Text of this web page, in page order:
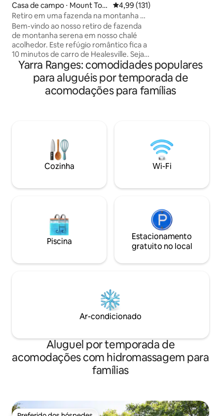
Casa de campo ⋅ Mount Tool
ebewong
4,99 de uma avaliação média de
4,99 (131)
Retiro em uma fazenda na montanha —
A casa de campo
Bem-vindo ao nosso retiro de fazenda
de montanha serena em nosso chalé
acolhedor. Este refúgio romântico fica a
10 minutos de carro de Healesville. Seja
seduzido pela suavidade isolada de uma
floresta tropical de clima frio, onde
privacidade, paz e relaxamento são a
ordem do dia. Relaxe em interiores
fresca de primavera, massa fermentada
e ovos de galinhas caipiras da nossa
fazenda são fornecidos para melhorar a
sua estadia.
cordilheiras e
variedade de vida
Yarra Ranges: comodidades populares
para aluguéis por temporada de
acomodações para famílias
Cozinha Wi-Fi
Piscina
Estacionamento
gratuito no local
Ar-condicionado
Aluguel por temporada de
acomodações com hidromassagem para
famílias